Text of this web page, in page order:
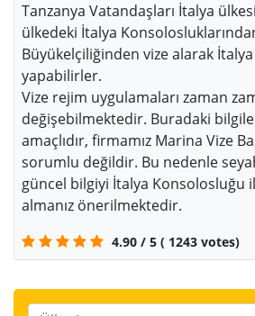
Tanzanya Vatandaşları İtalya
ülkedeki İtalya
Büyükelçiliğinden vize alarak
yapabilirler.
Vize rejim uygulamaları zaman
değişebilmektedir. Buradaki
amaçlıdır, firmamız Marina Vize
sorumlu değildir. Bu nedenle
güncel bilgiyi İtalya Konsolosluğu
almanız önerilmektedir.
4.90 / 5 ( 1243 votes)